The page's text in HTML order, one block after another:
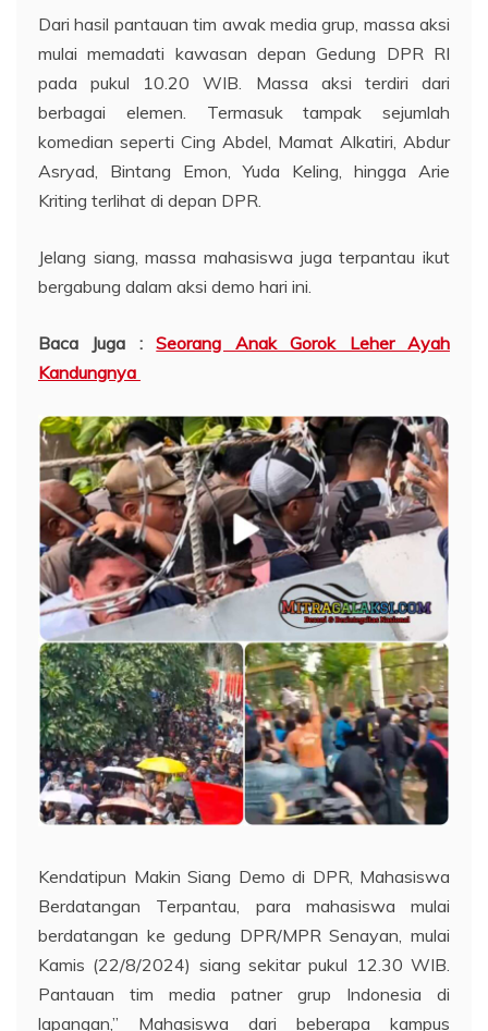
Dari hasil pantauan tim awak media grup, massa aksi
mulai memadati kawasan depan Gedung DPR RI
pada pukul 10.20 WIB. Massa aksi terdiri dari
berbagai elemen. Termasuk tampak sejumlah
komedian seperti Cing Abdel, Mamat Alkatiri, Abdur
Asryad, Bintang Emon, Yuda Keling, hingga Arie
Kriting terlihat di depan DPR.
Jelang siang, massa mahasiswa juga terpantau ikut
bergabung dalam aksi demo hari ini.
Baca Juga :Seorang Anak Gorok Leher Ayah
Kandungnya
Kendatipun Makin Siang Demo di DPR, Mahasiswa
Berdatangan Terpantau, para mahasiswa mulai
berdatangan ke gedung DPR/MPR Senayan, mulai
Kamis (22/8/2024) siang sekitar pukul 12.30 WIB.
Pantauan tim media patner grup Indonesia di
lapangan,” Mahasiswa dari beberapa kampus